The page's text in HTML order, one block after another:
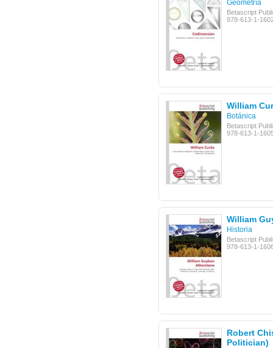
Geometría
Betascript
978-613-1-
William
Botánica
Betascript
978-613-1-
William
Historia
Betascript
978-613-1-
Robert
Politician)